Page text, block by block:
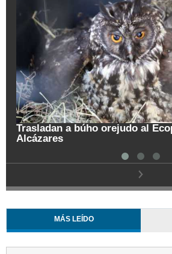
Trasladan a búho orejudo al
Alcázares
MÁS LEÍDO